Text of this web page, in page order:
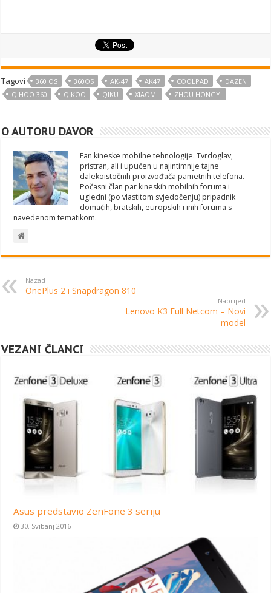
Tagovi 360 OS 360OS AK-47 AK47 COOLPAD
DAZEN
QIHOO 360
QIKOO QIKU XIAOMI ZHOU HONGYI
O AUTORU DAVOR
Fan kineske mobilne tehnologije. Tvrdoglav,
pristran, ali i upućen u najintimnije tajne
dalekoistočnih proizvođača pametnih telefona.
Počasni član par kineskih mobilnih foruma i
ugledni (po vlastitom svjedočenju) pripadnik
domaćih, bratskih, europskih i inih foruma s
navedenom tematikom.
Nazad
OnePlus 2 i Snapdragon 810
Naprijed
Lenovo K3 Full Netcom – Novi
model
VEZANI ČLANCI
Asus predstavio ZenFone 3 seriju
30. Svibanj 2016